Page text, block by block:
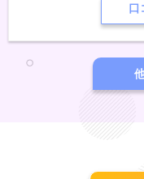
ージュを学びました。そ
ど、ジャンルにとらわれ
や、コンサートでのアン
活動を行っています。即
を「生きたもの」として
正解に急ぐのではなく、
す。安心して、ご自身の
口